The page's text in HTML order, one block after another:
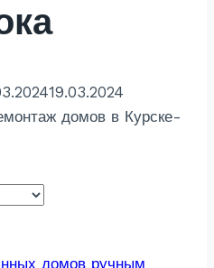
19.03.2024
домов в Курске-
домов ручным